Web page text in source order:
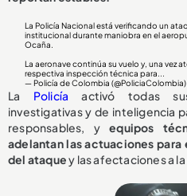
La Policía Nacional está verificando un
institucional durante maniobra en el
Ocaña.
La aeronave continúa su vuelo y, una vez
respectiva inspección técnica para...
— Policía de Colombia
La Policía activó todas
investigativas y de inteligencia
responsables, yequipos
adelantan las actuaciones
del ataquey las afectaciones a